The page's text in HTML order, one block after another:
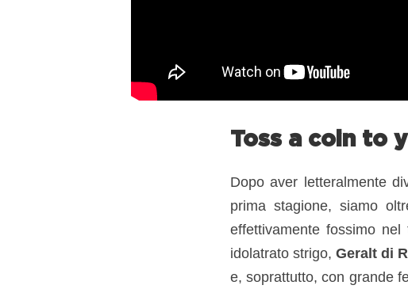
Toss a coin to
Dopo aver letteralmente
prima stagione, siamo
effettivamente fossimo
idolatrato strigo, Geralt di
e, soprattutto, con grande